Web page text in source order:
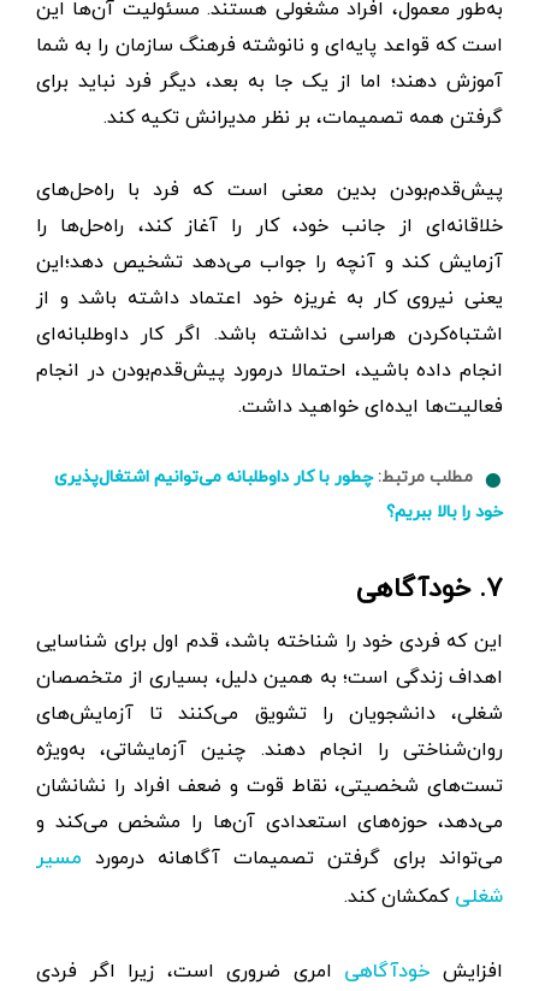
به‌طور معمول، افراد مشغولی هستند. مسئولیت آن‌ها این
است که قواعد پایه‌ای و نانوشته فرهنگ سازمان را به شما
آموزش دهند؛ اما از یک جا به بعد، دیگر فرد نباید برای
گرفتن همه تصمیمات، بر نظر مدیرانش تکیه کند.
پیش‌قدم‌بودن بدین معنی است که فرد با راه‌حل‌های
خلاقانه‌ای از جانب خود، کار را آغاز کند، راه‌حل‌ها را
آزمایش کند و آنچه را جواب می‌دهد تشخیص دهد؛این
یعنی نیروی کار به غریزه خود اعتماد داشته باشد و از
اشتباه‌کردن هراسی نداشته باشد. اگر کار داوطلبانه‌ای
انجام داده باشید، احتمالا درمورد پیش‌قدم‌بودن در انجام
فعالیت‌ها ایده‌ای خواهید داشت.
مطلب مرتبط:چطور با کار داوطلبانه می‌توانیم اشتغال‌پذیری
خود را بالا ببریم؟
۷. خودآگاهی
این که فردی خود را شناخته باشد، قدم اول برای شناسایی
اهداف زندگی است؛ به همین دلیل، بسیاری از متخصصان
شغلی، دانشجویان را تشویق می‌کنند تا آزمایش‌های
روان‌شناختی را انجام دهند. چنین آزمایشاتی، به‌ویژه
تست‌های شخصیتی، نقاط قوت و ضعف افراد را نشانشان
می‌دهد، حوزه‌های استعدادی آن‌ها را مشخص می‌کند و
می‌تواند برای گرفتن تصمیمات آگاهانه درمورد مسیر
شغلی کمکشان کند.
افزایش خودآگاهی امری ضروری است، زیرا اگر فردی